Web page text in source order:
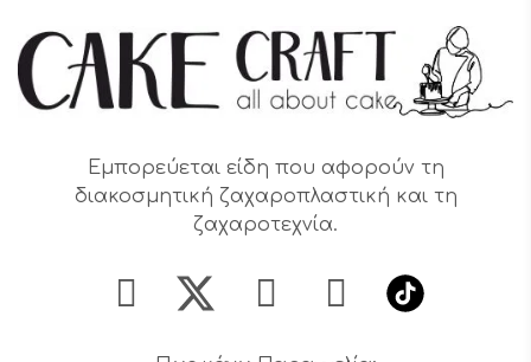
Εμπορεύεται είδη που αφορούν τη
διακοσμητική ζαχαροπλαστική και τη
ζαχαροτεχνία.